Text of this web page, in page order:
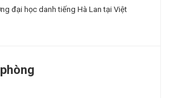
đại học danh tiếng Hà Lan tại Việt